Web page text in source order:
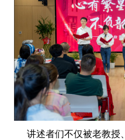
讲述者们不仅被老教授